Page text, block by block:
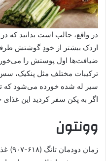
در واقع، جالب است بدانید
اردک بیشتر از خودِ گوشتش
ضیافت‌ها اول پوستش را
ترکیبات مختلف مثل پنکیک،
سیر له شده خورده می‌شود که
اگر به پکن سفر کردید این غذای
وونتون
زمان